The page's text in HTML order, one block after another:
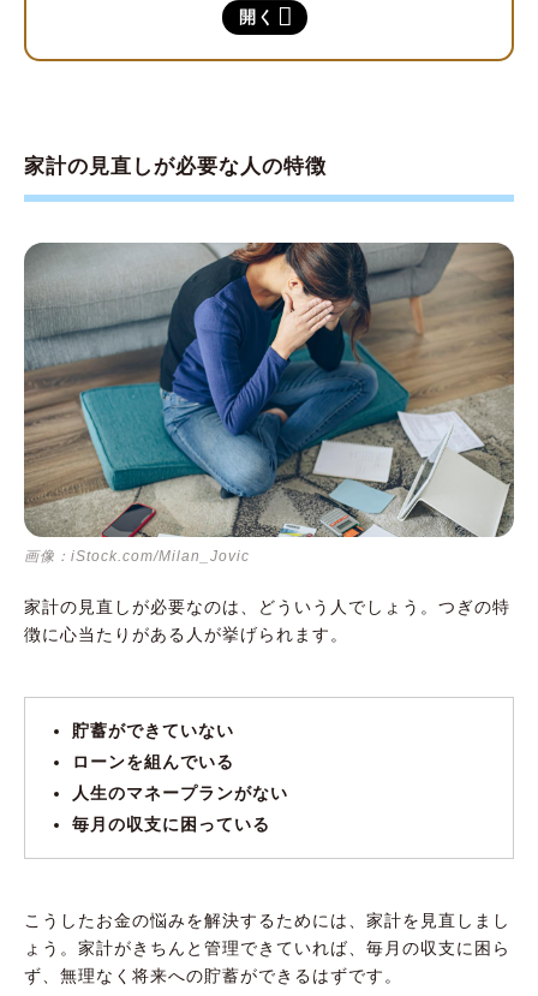
開く
したい！
【事例2】結婚を機に、マイホーム購入を迷っ
【事例3】専業主婦の妻にも保険加入が必要？
家計の見直し相談に関する「よくある質問」
Q1.面談から悩み解決までどのくらいの期間が
かかるの？
Q2.面談での相談内容や、伝えた個人情報はど
のように扱われるの？
Q3.面談の場所はどこ？
まずは無料の相談で家計を見直そう
家計の見直しが必要な人の特徴
画像：iStock.com/Milan_Jovic
家計の見直しが必要なのは、どういう人でしょう。つぎの特
徴に心当たりがある人が挙げられます。
貯蓄ができていない
ローンを組んでいる
人生のマネープランがない
毎月の収支に困っている
こうしたお金の悩みを解決するためには、家計を見直しまし
ょう。家計がきちんと管理できていれば、毎月の収支に困ら
ず、無理なく将来への貯蓄ができるはずです。